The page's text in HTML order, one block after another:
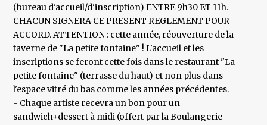
(bureau d'accueil/d'inscription) ENTRE 9h30 ET 11h.
CHACUN SIGNERA CE PRESENT REGLEMENT POUR
ACCORD. ATTENTION : cette année, réouverture de la
taverne de "La petite fontaine" ! L'accueil et les
inscriptions se feront cette fois dans le restaurant "La
petite fontaine" (terrasse du haut) et non plus dans
l'espace vitré du bas comme les années précédentes.
- Chaque artiste recevra un bon pour un
sandwich+dessert à midi (offert par la Boulangerie